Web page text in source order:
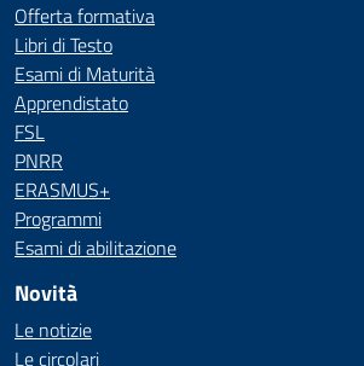
Offerta formativa
Libri di Testo
Esami di Maturità
Apprendistato
FSL
PNRR
ERASMUS+
Programmi
Esami di abilitazione
Novità
Le notizie
Le circolari